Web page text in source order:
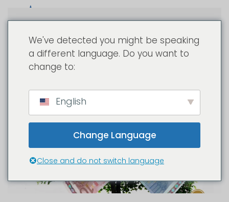
We've detected you might be speaking
a different language. Do you want to
change to:
English
Change Language
Close and do not switch language